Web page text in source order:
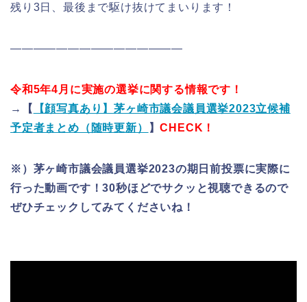
残り3日、最後まで駆け抜けてまいります！
———————————————
令和5年4月に実施の選挙に関する情報です！
→【
【顔写真あり】茅ヶ崎市議会議員選挙2023立候補
予定者まとめ（随時更新）
】CHECK！
※）茅ヶ崎市議会議員選挙2023の期日前投票に実際に
行った動画です！30秒ほどでサクッと視聴できるので
ぜひチェックしてみてくださいね！